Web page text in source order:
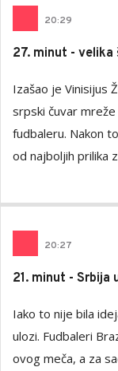
20:29
27. minut - velika
Izašao je Vinisijus
srpski čuvar
fudbaleru. Nakon
od najboljih prilika
20:27
21. minut - Srbija
Iako to nije bila
ulozi. Fudbaleri
ovog meča, a za